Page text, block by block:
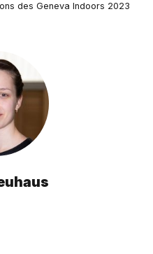
des Geneva Indoors 2023